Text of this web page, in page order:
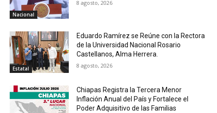
Nacional
8 agosto, 2026
Estatal
Eduardo Ramírez se Reúne con la Rectora
de la Universidad Nacional Rosario
Castellanos, Alma Herrera.
8 agosto, 2026
Chiapas Registra la Tercera Menor
Inflación Anual del País y Fortalece el
Poder Adquisitivo de las Familias